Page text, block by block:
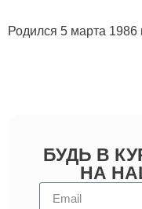
Родился 5 марта 1986
БУДЬ В
НА